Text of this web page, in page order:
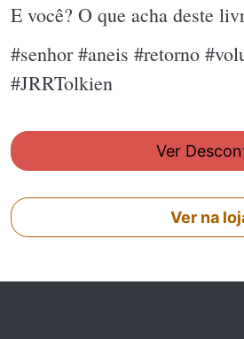
E você? O que acha deste
#senhor #aneis #retorno
#JRRTolkien
Ver
Ver na